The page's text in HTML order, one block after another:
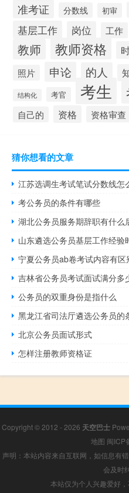
准考证 分数线 初审
基层工作 岗位 工作
教师 教师资格
照片 申论 的人
结构化 考官 考生
自己的 资格 资格审查
猜你想看的文章
江苏选调生考试笔试分数线怎
考公务员的条件有哪些
湖北公务员服务期辞职有什么
山东遴选公务员基层工作经验
宁夏公务员ab卷考试内容有区
吉林省公务员考试面试满分多
公务员的双重身份是指什么
黑龙江省司法厅遴选公务员的
北京公务员面试形式
怎样注册教师资格证
Copyright © 2012 - 2026 天空巴士
地图 闽ICP
声明：本站内容来自互联网，如信息有
会及时
本站仅为个人兴趣爱好